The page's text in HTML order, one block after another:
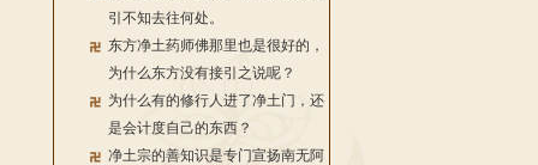
引不知去往何处。
东方净土药师佛那里也是很好的，
为什么东方没有接引之说呢？
为什么有的修行人进了净土门，还
是会计度自己的东西？
净土宗的善知识是专门宣扬南无阿